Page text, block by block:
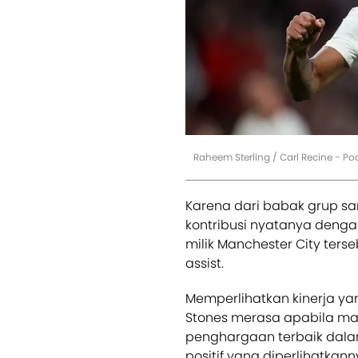
Raheem Sterling / Carl Recine -
Karena dari babak grup
kontribusi nyatanya
milik Manchester City
assist.
Memperlihatkan kinerja
Stones merasa apabila
penghargaan terbaik